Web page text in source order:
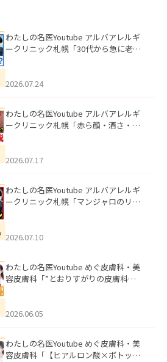
わたしの名医Youtube アルバアレルギ
ークリニック札幌「30代から急に老け
た。
2026.07.24
わたしの名医Youtube アルバアレルギ
ークリニック札幌「赤ら顔・酒さ・ニ
した。
2026.07.17
わたしの名医Youtube アルバアレルギ
ークリニック札幌「マンジャロのリア
た。
2026.07.10
わたしの名医Youtube めぐ皮膚科・美
容皮膚科「”とおりすがりの皮膚科
2026.06.05
わたしの名医Youtube めぐ皮膚科・美
容皮膚科「【ヒアルロン酸×ボトック